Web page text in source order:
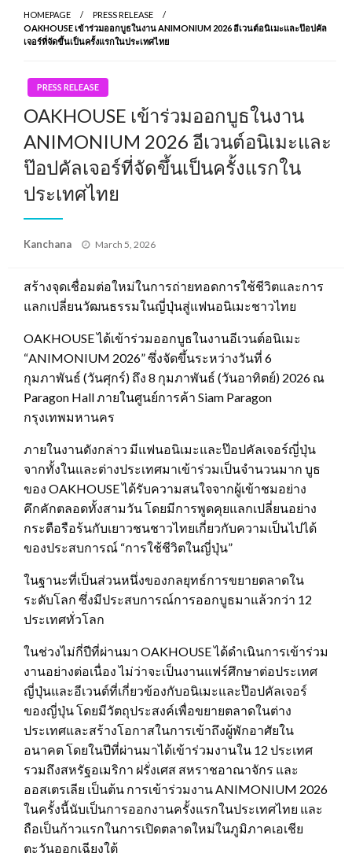
HOMEPAGE
PRESS RELEASE
OAKHOUSE เข้าร่วมออกบูธในงาน ANIMONIUM 2026 อีเวนต์อนิเมะและป๊อปคัล
เจอร์ที่จัดขึ้นเป็นครั้งแรกในประเทศไทย
PRESS RELEASE
OAKHOUSE เข้าร่วมออกบูธในงาน
ANIMONIUM 2026 อีเวนต์อนิเมะและ
ป๊อปคัลเจอร์ที่จัดขึ้นเป็นครั้งแรกใน
ประเทศไทย
Kanchana
Posted
March 5, 2026
สร้างจุดเชื่อมต่อใหม่ในการถ่ายทอดการใช้ชีวิตและการ
แลกเปลี่ยนวัฒนธรรมในญี่ปุ่นสู่แฟนอนิเมะชาวไทย
OAKHOUSE ได้เข้าร่วมออกบูธในงานอีเวนต์อนิเมะ
“ANIMONIUM 2026” ซึ่งจัดขึ้นระหว่างวันที่ 6
กุมภาพันธ์ (วันศุกร์) ถึง 8 กุมภาพันธ์ (วันอาทิตย์) 2026 ณ
Paragon Hall ภายในศูนย์การค้า Siam Paragon
กรุงเทพมหานคร
ภายในงานดังกล่าว มีแฟนอนิเมะและป๊อปคัลเจอร์ญี่ปุ่น
จากทั้งในและต่างประเทศมาเข้าร่วมเป็นจำนวนมาก บูธ
ของ OAKHOUSE ได้รับความสนใจจากผู้เข้าชมอย่าง
คึกคักตลอดทั้งสามวัน โดยมีการพูดคุยแลกเปลี่ยนอย่าง
กระตือรือร้นกับเยาวชนชาวไทยเกี่ยวกับความเป็นไปได้
ของประสบการณ์ “การใช้ชีวิตในญี่ปุ่น”
ในฐานะที่เป็นส่วนหนึ่งของกลยุทธ์การขยายตลาดใน
ระดับโลก ซึ่งมีประสบการณ์การออกบูธมาแล้วกว่า 12
ประเทศทั่วโลก
ในช่วงไม่กี่ปีที่ผ่านมา OAKHOUSE ได้ดำเนินการเข้าร่วม
งานอย่างต่อเนื่อง ไม่ว่าจะเป็นงานแฟร์ศึกษาต่อประเทศ
ญี่ปุ่นและอีเวนต์ที่เกี่ยวข้องกับอนิเมะและป๊อปคัลเจอร์
ของญี่ปุ่น โดยมีวัตถุประสงค์เพื่อขยายตลาดในต่าง
ประเทศและสร้างโอกาสในการเข้าถึงผู้พักอาศัยใน
อนาคต โดยในปีที่ผ่านมาได้เข้าร่วมงานใน 12 ประเทศ
รวมถึงสหรัฐอเมริกา ฝรั่งเศส สหราชอาณาจักร และ
ออสเตรเลีย เป็นต้น การเข้าร่วมงาน ANIMONIUM 2026
ในครั้งนี้นับเป็นการออกงานครั้งแรกในประเทศไทย และ
ถือเป็นก้าวแรกในการเปิดตลาดใหม่ในภูมิภาคเอเชีย
ตะวันออกเฉียงใต้